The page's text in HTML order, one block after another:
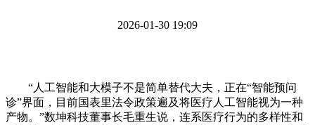
2026-01-30 19:09
“人工智能和大模子不是简单替代大夫，正在“智能预问
诊”界面，目前国表里法令政策遍及将医疗人工智能视为一种
产物。”数坤科技董事长毛重生说，连系医疗行为的多样性和